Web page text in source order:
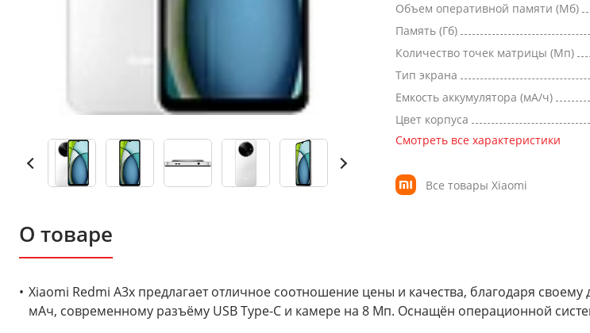
Объем оперативной памяти (Мб)
Память (Гб)
Количество точек матрицы (Мп)
Тип экрана
Емкость аккумулятора (мА/ч)
Цвет корпуса
Смотреть все характеристики
Все товары Xiaomi
О товаре
Xiaomi Redmi A3x предлагает отличное соотношение цены и качества, благодаря
мАч, современному разъёму USB Type-C и камере на 8 Мп. Оснащён операционной